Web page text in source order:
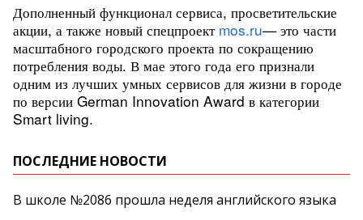
Дополненный функционал сервиса, просветительские
акции, а также новый спецпроект mos.ru— это части
масштабного городского проекта по сокращению
потребления воды. В мае этого года его признали
одним из лучших умных сервисов для жизни в городе
по версии German Innovation Award в категории
Smart living.
ПОСЛЕДНИЕ НОВОСТИ
В школе №2086 прошла неделя английского языка